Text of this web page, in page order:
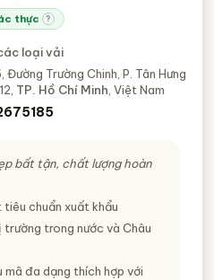
thực ?
loại vải
Đường Trường Chinh, P. Tân Hưng
TP. Hồ Chí Minh , Việt Nam
bất tận, chất lượng hoàn
chuẩn xuất khẩu
trong nước và Châu
đa dạng thích hợp với